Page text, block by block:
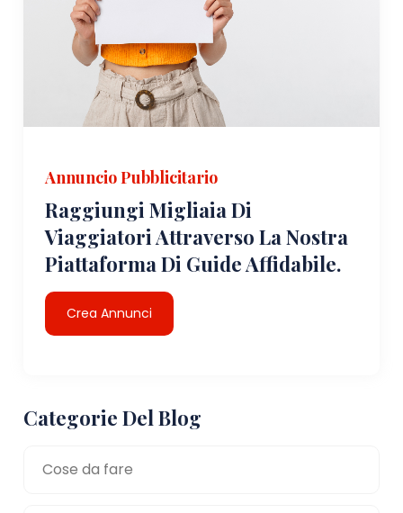
Annuncio Pubblicitario
Raggiungi Migliaia Di
Viaggiatori Attraverso La Nostra
Piattaforma Di Guide Affidabile.
Crea Annunci
Categorie Del Blog
Cose da fare